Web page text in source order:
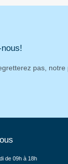
pas,
de 09h à 18h